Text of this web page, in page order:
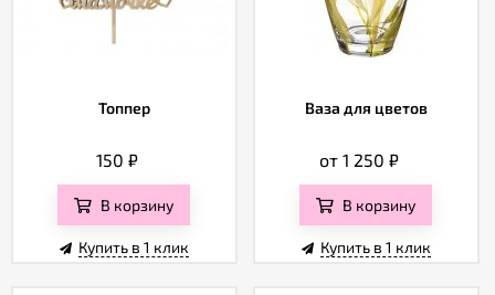
Топпер
150₽
В корзину
Купить в 1 клик
Ваза для цветов
от 1 250₽
В корзину
Купить в 1 клик